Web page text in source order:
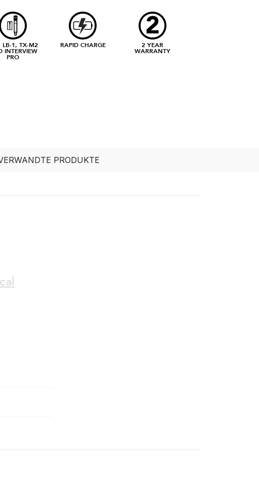
LB-1, TX-M2
INTERVIEW
PRO
RAPID CHARGE 2 YEAR
WARRANTY
PRODUKTE